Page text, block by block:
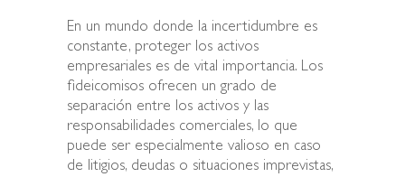
En un mundo donde la incertidumbre es
constante, proteger los activos
empresariales es de vital importancia. Los
fideicomisos ofrecen un grado de
separación entre los activos y las
responsabilidades comerciales, lo que
puede ser especialmente valioso en caso
de litigios, deudas o situaciones imprevistas,